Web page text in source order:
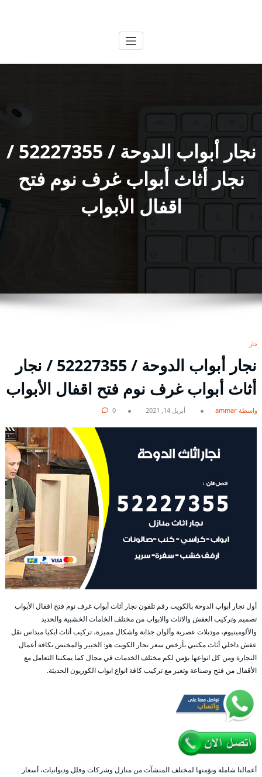
نجار أبواب الدوحة / 52227355 /
نجار أثاث أبواب غرف نوم فتح
اقفال الأبواب
نجار
نجار أبواب الدوحة / 52227355 / نجار
أثاث أبواب غرف نوم فتح اقفال الأبواب
بواسطة ammar أبريل 14, 2021 0
أول نجار أبواب الدوحة بالكويت رقم تلفون نجار أثاث أبواب غرف نوم فتخ اقفال الأبواب
تصميم وتركيب العفش والاثاث والابواب من مختلف الخامات الخشبية والحديد
والألومينيوم، موديلات عصرية وألوان جذابة واشكال مميزة، تركيب أثاث ايكيا ميداس نقل
عفش داخلي أثاث مكتبي بأرخص سعر نجار الكويت هو: الخبير والمختص بكافة أعمال
النجارة ومن كل انواعها يؤمن لكم مختلف الخدمات في مجال كما يمكننا التعامل مع
الأقفال من فتح وصناعة وتغير مع تركيب كافة انواع ابواب الكوريون الحديثة.
أعمالنا شاملة ونؤمنها لمختلف المنشآت من منازل وشركات وفلل وديوانيات، أسعار